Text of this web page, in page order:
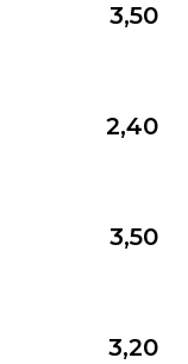
3,50
2,40
3,50
3,20